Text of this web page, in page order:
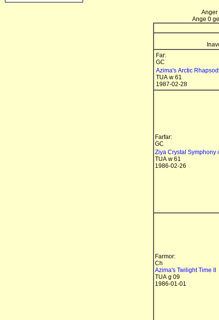
Anger
Ange 0
Far:
GC
Azima's Arctic
TUA w 61
1987-02-28
Farfar:
GC
Ziya Crystal Symphony
TUA w 61
1986-02-26
Farmor:
Ch
Azima's Twilight Time II
TUA g 09
1986-01-01